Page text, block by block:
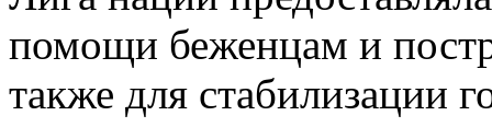
помощи беженцам и
также для стабилизации